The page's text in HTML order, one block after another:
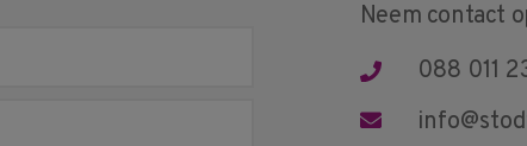
Neem contact
088 011